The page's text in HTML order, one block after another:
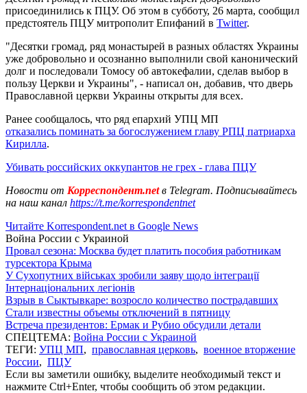
присоединились к ПЦУ. Об этом в субботу, 26 марта, сообщил
предстоятель ПЦУ митрополит Епифаний в Twitter.
"Десятки громад, ряд монастырей в разных областях Украины
уже добровольно и осознанно выполнили свой канонический
долг и последовали Томосу об автокефалии, сделав выбор в
пользу Церкви и Украины", - написал он, добавив, что дверь
Православной церкви Украины открыты для всех.
Ранее сообщалось, что ряд епархий УПЦ МП
отказались поминать за богослужением главу РПЦ патриарха
Кирилла.
Убивать российских оккупантов не грех - глава ПЦУ
Новости от Корреспондент.netв Telegram. Подписывайтесь
на наш канал https://t.me/korrespondentnet
Читайте Korrespondent.net в Google News
Война России с Украиной
Провал сезона: Москва будет платить пособия работникам
турсектора Крыма
У Сухопутних військах зробили заяву щодо інтеграції
Інтернаціональних легіонів
Взрыв в Сыктывкаре: возросло количество пострадавших
Стали известны объемы отключений в пятницу
Встреча президентов: Ермак и Рубио обсудили детали
СПЕЦТЕМА: Война России с Украиной
ТЕГИ: УПЦ МП, православная церковь, военное вторжение
России, ПЦУ
Если вы заметили ошибку, выделите необходимый текст и
нажмите Ctrl+Enter, чтобы сообщить об этом редакции.